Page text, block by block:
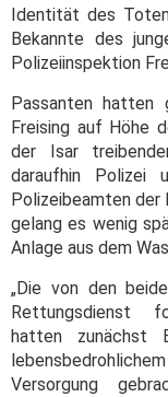
Identität des
Bekannte des
Polizeiinspektion
Passanten hatten
Freising auf Höhe
der Isar
daraufhin Polizei
Polizeibeamten der
gelang es wenig
Anlage aus dem
„Die von den
Rettungsdienst
hatten zunächst
Versorgung